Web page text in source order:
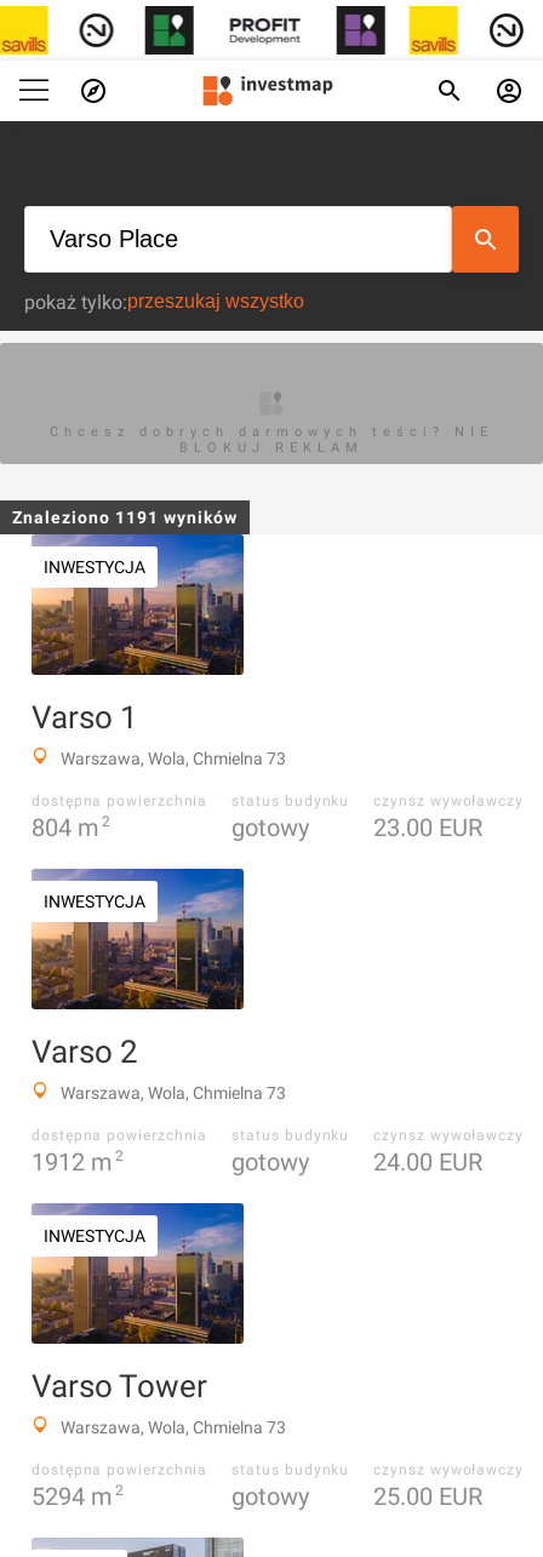
pokaż tylko:
Chcesz dobrych darmowych teści? NIE
BLOKUJ REKLAM
Znaleziono 1191 wyników
INWESTYCJA
Varso 1
Warszawa, Wola, Chmielna 73
dostępna powierzchnia
804 m 2
status budynku
gotowy
czynsz wywoławczy
23.00 EUR
INWESTYCJA
Varso 2
Warszawa, Wola, Chmielna 73
dostępna powierzchnia
1912 m 2
status budynku
gotowy
czynsz wywoławczy
24.00 EUR
INWESTYCJA
Varso Tower
Warszawa, Wola, Chmielna 73
dostępna powierzchnia
5294 m 2
status budynku
gotowy
czynsz wywoławczy
25.00 EUR